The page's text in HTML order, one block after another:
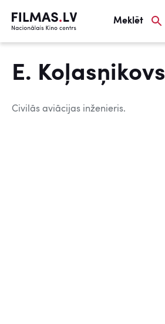
Meklēt
E. Koļasņikovs
Civilās aviācijas inženieris.